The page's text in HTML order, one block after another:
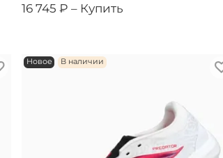
16 745 ₽ – Купить
Новое В наличии